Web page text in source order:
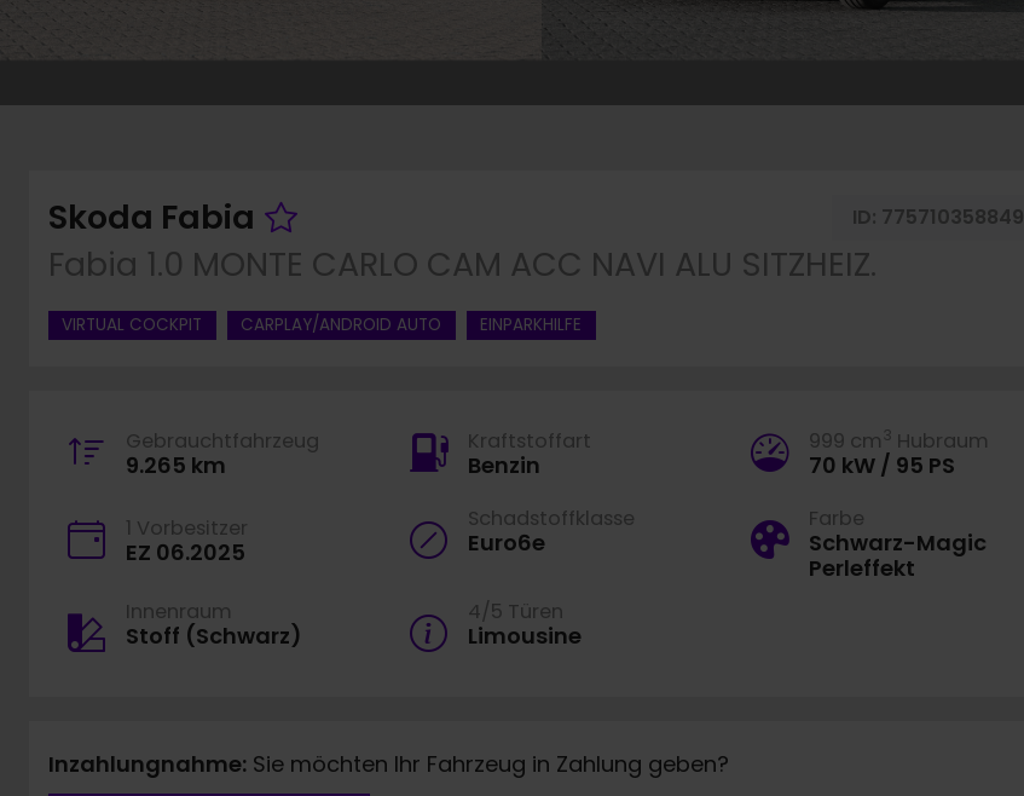
Skoda Fabia Fahrzeug merken ID: 775710358849
Fabia 1.0 MONTE CARLO CAM ACC NAVI ALU SITZHEIZ.
VIRTUAL COCKPIT CARPLAY/ANDROID AUTO EINPARKHILFE
Gebrauchtfahrzeug
9.265 km
Kraftstoffart
Benzin
999 cm 3 Hubraum
70 kW / 95 PS
1 Vorbesitzer
EZ 06.2025
Schadstoffklasse
Euro6e
Farbe
Schwarz-Magic
Perleffekt
Innenraum
Stoff (Schwarz)
4/5 Türen
Limousine
Inzahlungnahme: Sie möchten Ihr Fahrzeug in Zahlung geben?